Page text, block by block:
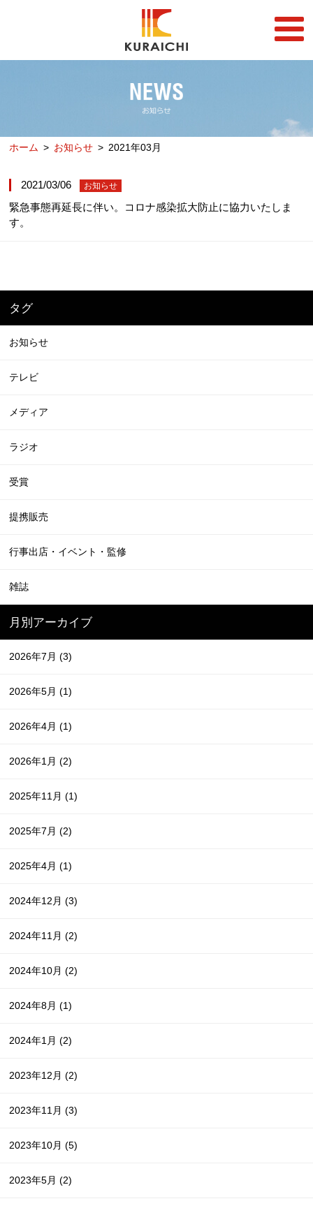
FRANCHISE
店舗一覧
らーめん店一覧
DON STORE
企業情報
RECRUIT
ホーム お知らせ 2021年03月
2021/03/06 お知らせ
緊急事態再延長に伴い。コロナ感染拡大防止に協力いたしま
す。
タグ
お知らせ
テレビ
メディア
ラジオ
受賞
提携販売
行事出店・イベント・監修
雑誌
月別アーカイブ
2026年7月(3)
2026年5月(1)
2026年4月(1)
2026年1月(2)
2025年11月(1)
2025年7月(2)
2025年4月(1)
2024年12月(3)
2024年11月(2)
2024年10月(2)
2024年8月(1)
2024年1月(2)
2023年12月(2)
2023年11月(3)
2023年10月(5)
2023年5月(2)